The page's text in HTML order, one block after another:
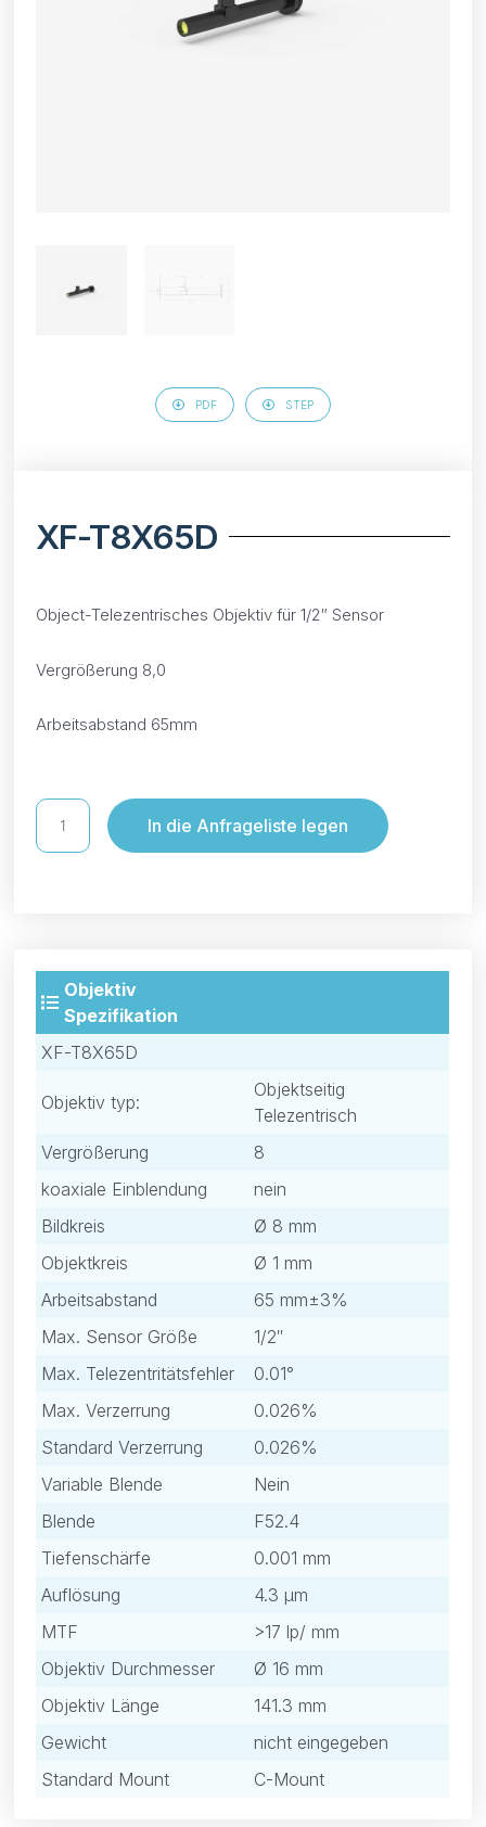
PDF STEP
XF-T8X65D
Object-Telezentrisches Objektiv für 1/2″ Sensor
Vergrößerung 8,0
Arbeitsabstand 65mm
In die Anfrageliste legen
Objektiv
Spezifikation
XF-T8X65D
Objektiv typ:
Objektseitig
Telezentrisch
Vergrößerung
8
koaxiale Einblendung
nein
Bildkreis
Ø 8 mm
Objektkreis
Ø 1 mm
Arbeitsabstand
65 mm±3%
Max. Sensor Größe
1/2″
Max. Telezentritätsfehler
0.01°
Max. Verzerrung
0.026%
Standard Verzerrung
0.026%
Variable Blende
Nein
Blende
F52.4
Tiefenschärfe
0.001 mm
Auflösung
4.3 μm
MTF
>17 lp/ mm
Objektiv Durchmesser
Ø 16 mm
Objektiv Länge
141.3 mm
Gewicht
nicht eingegeben
Standard Mount
C-Mount